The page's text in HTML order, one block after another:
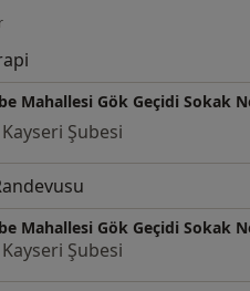
Mahallesi Gök Geçidi Sokak
Şubesi
Mahallesi Gök Geçidi Sokak
Şubesi